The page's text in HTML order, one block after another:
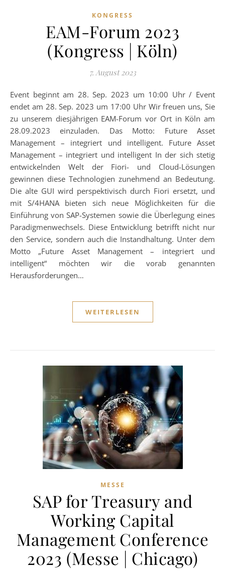
KONGRESS
EAM-Forum 2023
(Kongress | Köln)
7. August 2023
Event beginnt am 28. Sep. 2023 um 10:00 Uhr / Event
endet am 28. Sep. 2023 um 17:00 Uhr Wir freuen uns, Sie
zu unserem diesjährigen EAM-Forum vor Ort in Köln am
28.09.2023 einzuladen. Das Motto: Future Asset
Management – integriert und intelligent. Future Asset
Management – integriert und intelligent In der sich stetig
entwickelnden Welt der Fiori- und Cloud-Lösungen
gewinnen diese Technologien zunehmend an Bedeutung.
Die alte GUI wird perspektivisch durch Fiori ersetzt, und
mit S/4HANA bieten sich neue Möglichkeiten für die
Einführung von SAP-Systemen sowie die Überlegung eines
Paradigmenwechsels. Diese Entwicklung betrifft nicht nur
den Service, sondern auch die Instandhaltung. Unter dem
Motto „Future Asset Management – integriert und
intelligent“ möchten wir die vorab genannten
Herausforderungen…
WEITERLESEN
MESSE
SAP for Treasury and
Working Capital
Management Conference
2023 (Messe | Chicago)